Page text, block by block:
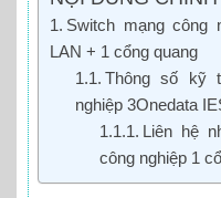
Switch mạng công
LAN + 1 cổng quang
Thông số kỹ
nghiệp 3Onedata
Liên hệ
công nghiệp 1